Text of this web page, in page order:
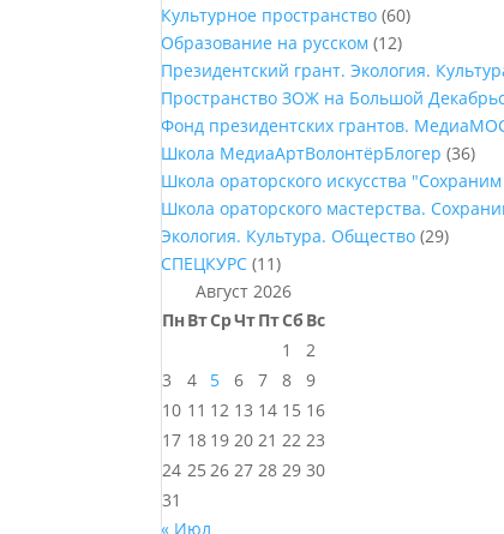
Культурное пространство (60)
Образование на русском (12)
Президентский грант. Экология.
Пространство ЗОЖ на Большой
Фонд президентских грантов.
Школа МедиаАртВолонтёрБлогер (36)
Школа ораторского искусства
Школа ораторского мастерства.
Экология. Культура. Общество (29)
СПЕЦКУРС (11)
Август 2026
ПнВтСрЧтПтСб Вс
1
2
3
4 5 6 7 8
9
10 11 12 13 14 15 16
17 18 19 20 21 22 23
24 25 26 27 28 29 30
31
« Июл